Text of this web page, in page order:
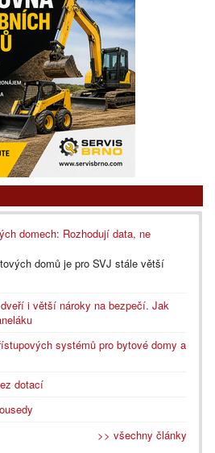
domech: Rozhodují data, ne
domů je pro SVJ stále větší
i větší nároky na bezpečí. Jak
systémů pro bytové domy a
dotací
>> všechny články